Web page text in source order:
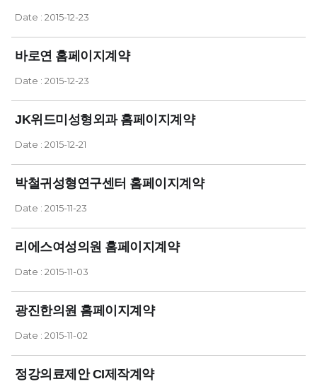
Date : 2015-12-23
바로연 홈페이지계약
Date : 2015-12-23
JK위드미성형외과 홈페이지계약
Date : 2015-12-21
박철귀성형연구센터 홈페이지계약
Date : 2015-11-23
리에스여성의원 홈페이지계약
Date : 2015-11-03
광진한의원 홈페이지계약
Date : 2015-11-02
정강의료제안 CI제작계약